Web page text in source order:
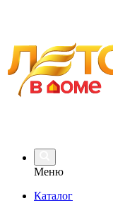
Меню
Каталог